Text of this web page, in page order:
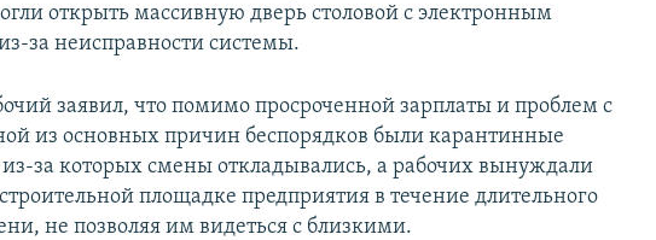
открыть массивную дверь столовой с электронным
за неисправности системы.
заявил, что помимо просроченной зарплаты и проблем с
из основных причин беспорядков были карантинные
за которых смены откладывались, а рабочих вынуждали
строительной площадке предприятия в течение длительного
не позволяя им видеться с близкими.